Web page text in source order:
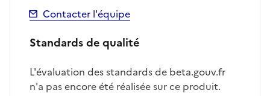
Contacter l'équipe
Standards de qualité
L'évaluation des standards de beta.gouv.fr
n'a pas encore été réalisée sur ce produit.